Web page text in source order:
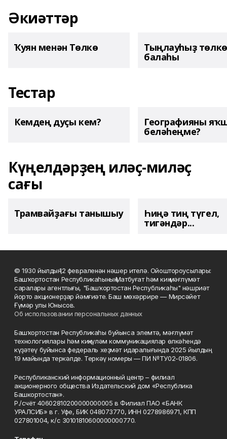
Әкиәттәр
Ҡуян менән Төлкө Тыңлауһыҙ төлкө
балаһы
Тестар
Кемдең дуҫы кем? Географияны
беләһеңме?
Күңелдәрҙең иләҫ-миләҫ
сағы
Трамвайҙағы танышыу Һиңә тиң түгел,
тигәндәр...
© 1930 йылдың 12 февраленән нәшер ителә. Ойоштороусылары:
Башҡортостан Республикаһының Матбуғат һәм киң мәғлүмәт
саралары агентлығы, "Башҡортостан Республикаһы" нәшриәт
йорто акционерҙар йәмғиәте. Баш мөхәррире — Мирсәйет
Ғүмәр улы Юнысов.
Об использовании персональных данных
Башҡортостан Республикаһы буйынса элемтә, мәғлүмәт
технологиялары һәм киңкүләм коммуникациялар өлкәһендә
күҙәтеү буйынса федераль хеҙмәт идаралығында 2025 йылдың
19 майында теркәлде. Теркәү номеры — ПИ №ТУ02-01806.
Республиканский информационный центр – филиал
акционерного общества Издательский дом «Республика
Башкортостан».
Р./счёт 40602810200000000005 в Филиал ПАО «БАНК
УРАЛСИБ» в г. Уфе, БИК 048073770, ИНН 0278986971, КПП
027801004, к/с 30101810600000000770.